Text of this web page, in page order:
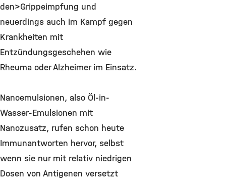
den>Grippeimpfung und
neuerdings auch im Kampf gegen
Krankheiten mit
Entzündungsgeschehen wie
Rheuma oder Alzheimer im Einsatz.
Nanoemulsionen, also Öl-in-
Wasser-Emulsionen mit
Nanozusatz, rufen schon heute
Immunantworten hervor, selbst
wenn sie nur mit relativ niedrigen
Dosen von Antigenen versetzt